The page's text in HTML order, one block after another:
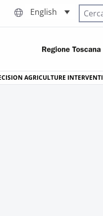
English
Cerca
AGRICULTURE